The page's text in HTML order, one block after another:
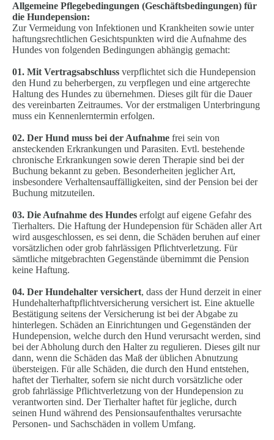
Allgemeine Pflegebedingungen (Geschäftsbedingungen) für
die Hundepension:
Zur Vermeidung von Infektionen und Krankheiten sowie unter
haftungsrechtlichen Gesichtspunkten wird die Aufnahme des
Hundes von folgenden Bedingungen abhängig gemacht:
01. Mit Vertragsabschluss verpflichtet sich die Hundepension
den Hund zu beherbergen, zu verpflegen und eine artgerechte
Haltung des Hundes zu übernehmen. Dieses gilt für die Dauer
des vereinbarten Zeitraumes. Vor der erstmaligen Unterbringung
muss ein Kennenlerntermin erfolgen.
02. Der Hund muss bei der Aufnahme frei sein von
ansteckenden Erkrankungen und Parasiten. Evtl. bestehende
chronische Erkrankungen sowie deren Therapie sind bei der
Buchung bekannt zu geben. Besonderheiten jeglicher Art,
insbesondere Verhaltensauffälligkeiten, sind der Pension bei der
Buchung mitzuteilen.
03. Die Aufnahme des Hundes erfolgt auf eigene Gefahr des
Tierhalters. Die Haftung der Hundepension für Schäden aller Art
wird ausgeschlossen, es sei denn, die Schäden beruhen auf einer
vorsätzlichen oder grob fahrlässigen Pflichtverletzung. Für
sämtliche mitgebrachten Gegenstände übernimmt die Pension
keine Haftung.
04. Der Hundehalter versichert, dass der Hund derzeit in einer
Hundehalterhaftpflichtversicherung versichert ist. Eine aktuelle
Bestätigung seitens der Versicherung ist bei der Abgabe zu
hinterlegen. Schäden an Einrichtungen und Gegenständen der
Hundepension, welche durch den Hund verursacht werden, sind
bei der Abholung durch den Halter zu regulieren. Dieses gilt nur
dann, wenn die Schäden das Maß der üblichen Abnutzung
übersteigen. Für alle Schäden, die durch den Hund entstehen,
haftet der Tierhalter, sofern sie nicht durch vorsätzliche oder
grob fahrlässige Pflichtverletzung von der Hundepension zu
verantworten sind. Der Tierhalter haftet für jegliche, durch
seinen Hund während des Pensionsaufenthaltes verursachte
Personen- und Sachschäden in vollem Umfang.